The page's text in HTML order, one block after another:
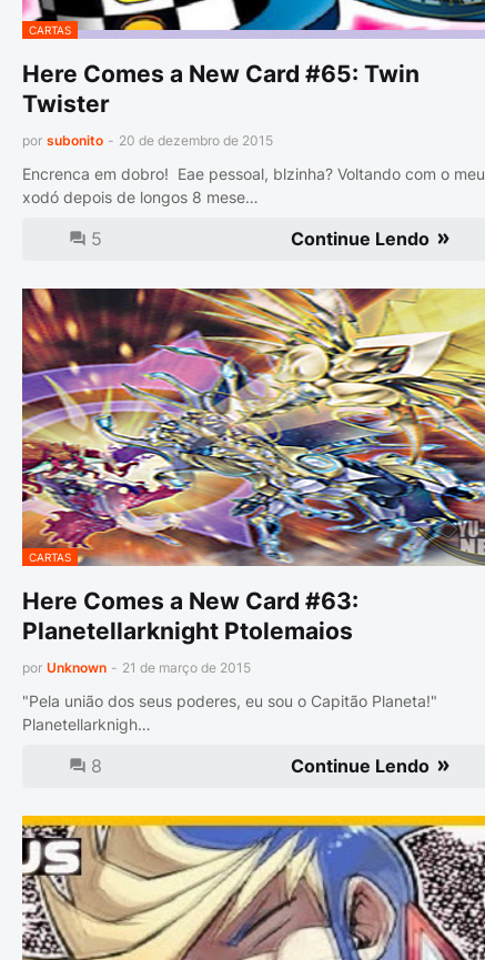
CARTAS
Here Comes a New Card #65: Twin
Twister
por subonito - 20 de dezembro de 2015
Encrenca em dobro! Eae pessoal, blzinha? Voltando com o meu
xodó depois de longos 8 mese…
5 Continue Lendo
CARTAS
Here Comes a New Card #63:
Planetellarknight Ptolemaios
por Unknown - 21 de março de 2015
"Pela união dos seus poderes, eu sou o Capitão Planeta!"
Planetellarknigh…
8 Continue Lendo